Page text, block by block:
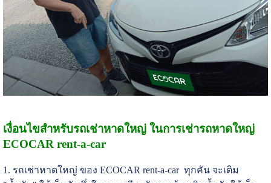
เงื่อนไขสำหรับรถเช่าหาดใหญ่ ในการเช่ารถหาดใหญ่
ECOCAR rent-a-car
1. รถเช่าหาดใหญ่ ของ ECOCAR rent-a-car ทุกคัน จะเติม